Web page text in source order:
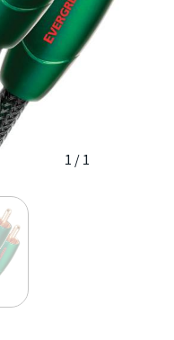
1 / 1